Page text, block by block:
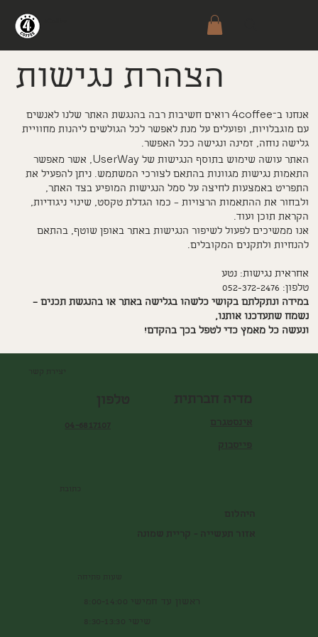
הצהרת נגישות
אנחנו ב־4coffee רואים חשיבות רבה בהנגשת האתר שלנו לאנשים
עם מוגבלויות, ופועלים על מנת לאפשר לכל הגולשים ליהנות מחוויית
גלישה נוחה, זמינה ונגישה ככל האפשר.
האתר עושה שימוש בתוסף הנגישות שלUserWay, אשר מאפשר
התאמות נגישות מגוונות בהתאם לצורכי המשתמש. ניתן להפעיל את
התפריט באמצעות לחיצה על סמל הנגישות המופיע בצד האתר,
ולבחור את ההתאמות הרצויות – כמו הגדלת טקסט, שינוי ניגודיות,
הקראת תוכן ועוד.
אנו ממשיכים לפעול לשיפור הנגישות באתר באופן שוטף, בהתאם
להנחיות ולתקנים המקובלים.
אחראית נגישות: נטע
טלפון: 052-372-2476
במידה ונתקלתם בקושי כלשהו בגלישה באתר או בהנגשת תכנים –
נשמח שתעדכנו אותנו,
ונעשה כל מאמץ כדי לטפל בכך בהקדם!
טלפון
04-6817107
מדיה חברתית
אינסטגרם
פייסבוק
יצירת קשר
היהלום
אזור תעשייה - קריית שמונה
כתובת
ראשון עד חמישי 8:00-14:00
שישי 8:30-13:30
שעות פתיחה